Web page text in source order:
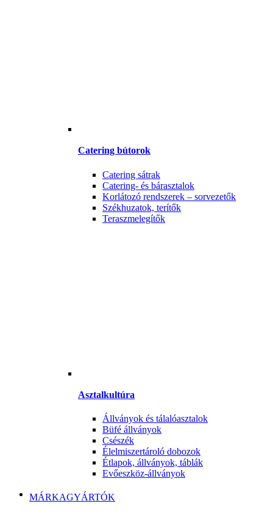
Catering bútorok
Catering sátrak
Catering- és bárasztalok
Korlátozó rendszerek – sorvezetők
Székhuzatok, terítők
Teraszmelegítők
Asztalkultúra
Állványok és tálalóasztalok
Büfé állványok
Csészék
Élelmiszertároló dobozok
Étlapok, állványok, táblák
Evőeszköz-állványok
MÁRKAGYÁRTÓK